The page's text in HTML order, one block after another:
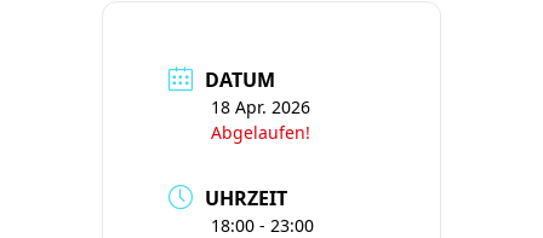
DATUM
18 Apr. 2026
Abgelaufen!
UHRZEIT
18:00 - 23:00